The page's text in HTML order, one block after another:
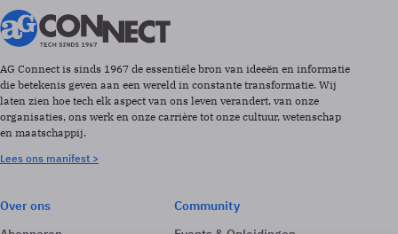
AG Connect is sinds 1967 de essentiële bron van ideeën en informatie
die betekenis geven aan een wereld in constante transformatie. Wij
laten zien hoe tech elk aspect van ons leven verandert, van onze
organisaties, ons werk en onze carrière tot onze cultuur, wetenschap
en maatschappij.
Lees ons manifest >
Over ons
Community